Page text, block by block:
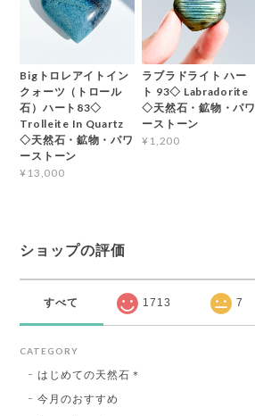
Bigトロレアイトイン
クォーツ（トロール
石）ハート83◇
Trolleite In Quartz
◇天然石・鉱物・パワ
ーストーン
¥13,000
ラブラドライト ハー
ト 93◇ Labradorite
◇天然石・鉱物・パワ
ーストーン
¥1,200
ショップの評価
すべて 1713 7
CATEGORY
はじめての天然石＊
今月のおすすめ